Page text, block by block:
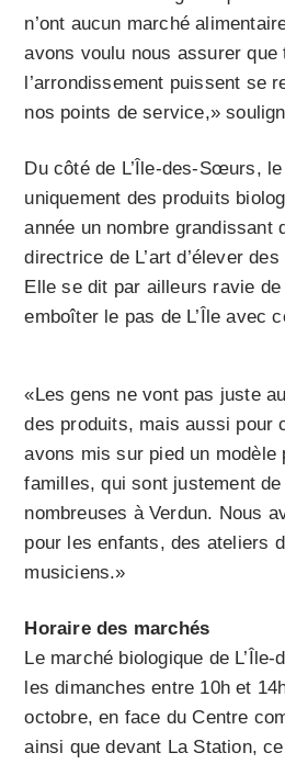
n’ont aucun marché
avons voulu nous assurer
l’arrondissement puissent se
nos points de service,»
Du côté de L’Île-des-Sœurs,
uniquement des produits
année un nombre grandissant
directrice de L’art d’élever
Elle se dit par ailleurs ravie
emboîter le pas de L’Île avec
«Les gens ne vont pas juste
des produits, mais aussi pour
avons mis sur pied un modèle
familles, qui sont justement
nombreuses à Verdun. Nous
pour les enfants, des ateliers
musiciens.»
Horaire des marchés
Le marché biologique de
les dimanches entre 10h et
octobre, en face du Centre
ainsi que devant La Station,